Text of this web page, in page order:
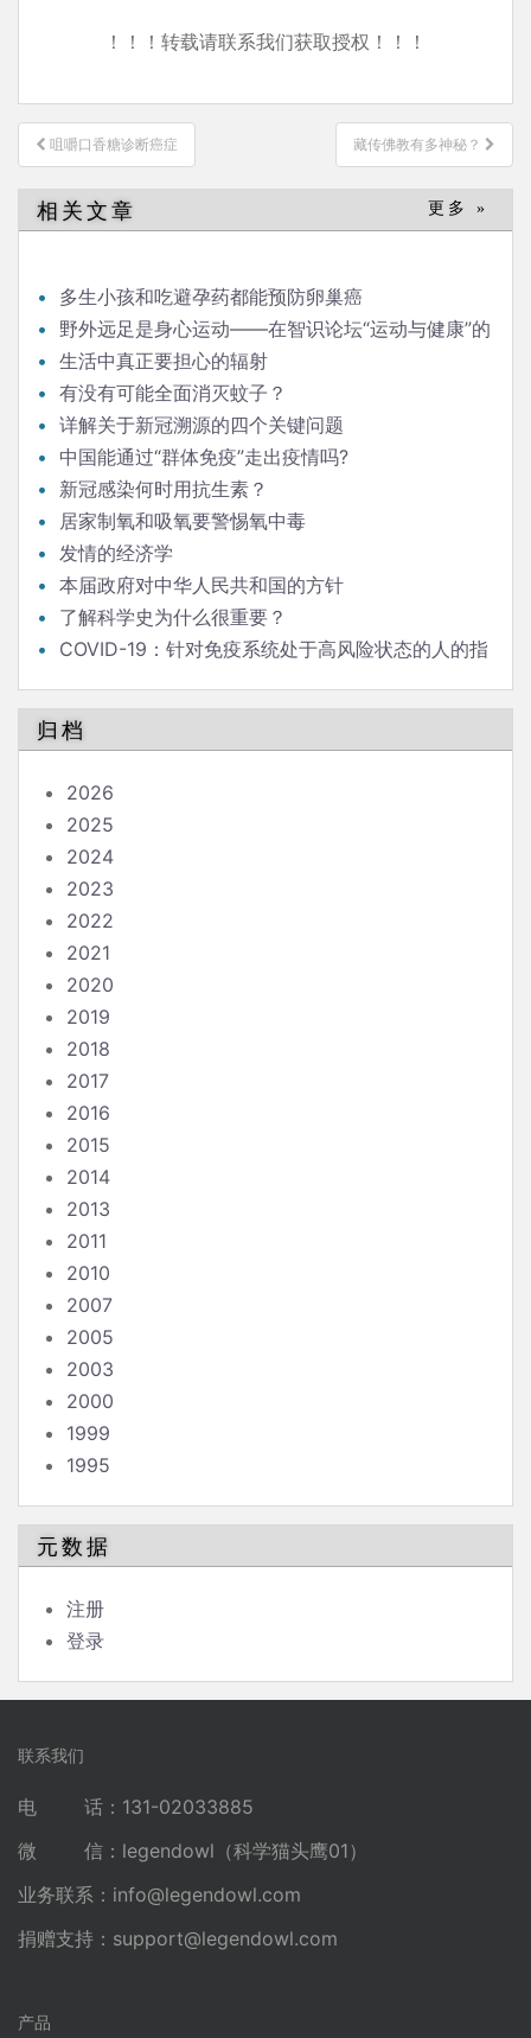
！！！转载请联系我们获取授权！！！
文
章
导
航
咀嚼口香糖诊断癌症 藏传佛教有多神秘？
相关文章 更多 »
多生小孩和吃避孕药都能预防卵巢癌
野外远足是身心运动——在智识论坛“运动与健康”的
发言生活中真正要担心的辐射
有没有可能全面消灭蚊子？
详解关于新冠溯源的四个关键问题
中国能通过“群体免疫”走出疫情吗?
新冠感染何时用抗生素？
居家制氧和吸氧要警惕氧中毒
发情的经济学
本届政府对中华人民共和国的方针
了解科学史为什么很重要？
COVID-19：针对免疫系统处于高风险状态的人的指
归档
2026
2025
2024
2023
2022
2021
2020
2019
2018
2017
2016
2015
2014
2013
2011
2010
2007
2005
2003
2000
1999
1995
元数据
注册
登录
联系我们
电 话：131-02033885
微 信：legendowl（科学猫头鹰01）
业务联系： info@legendowl.com
捐赠支持： support@legendowl.com
产品